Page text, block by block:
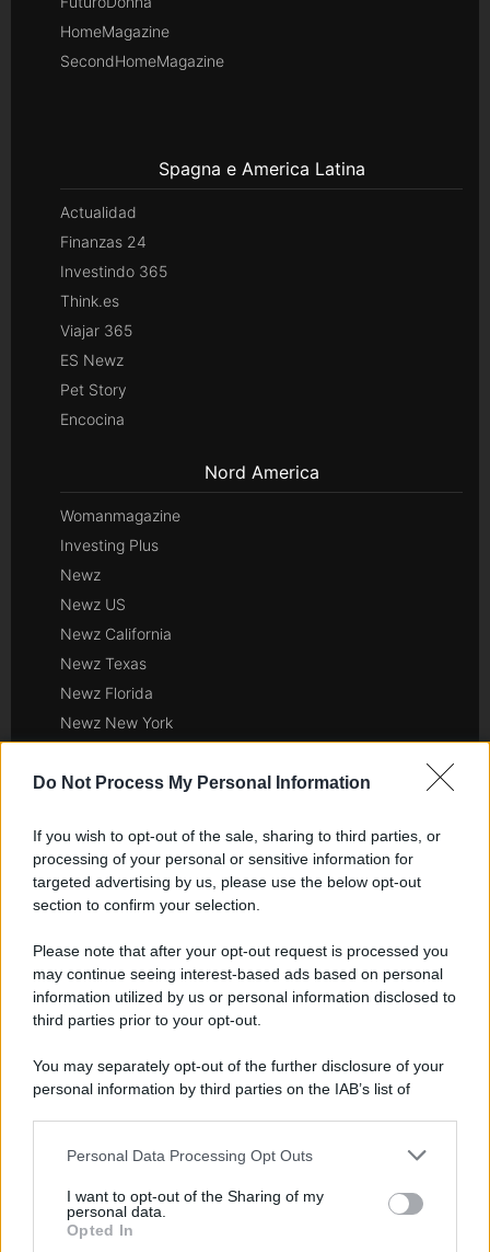
Do Not Process My Personal Information
If you wish to opt-out of the sale, sharing to third parties, or
processing of your personal or sensitive information for
targeted advertising by us, please use the below opt-out
section to confirm your selection.
Please note that after your opt-out request is processed you
may continue seeing interest-based ads based on personal
information utilized by us or personal information disclosed to
third parties prior to your opt-out.
You may separately opt-out of the further disclosure of your
personal information by third parties on the IAB’s list of
This information may also be disclosed by us to third parties
disclose it to other third parties.
Please note that this website/app uses one or more Google
Personal Data Processing Opt Outs
I want to opt-out of the Sharing of my
personal data.
Opted In
HomeMagazine
SecondHomeMagazine
Spagna e America Latina
Actualidad
Finanzas 24
Investindo 365
Think.es
Viajar 365
ES Newz
Pet Story
Encocina
Nord America
Womanmagazine
Investing Plus
Newz
Newz US
Newz California
Newz Texas
Newz Florida
Newz New York
Newz Illinois
Gameland
Hig Tech Mag
Scoop Mag
Motors Magazine 365
Day Travel 365
Home Magazine 365
SecondHomeMagazine
InvestirMag